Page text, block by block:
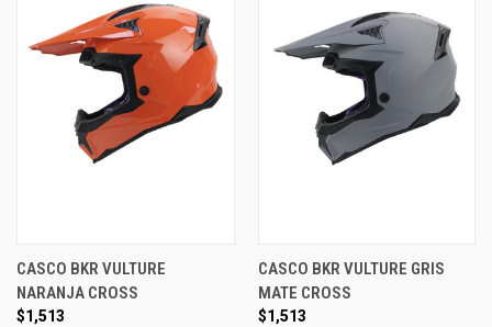
CASCO BKR VULTURE
NARANJA CROSS
$1,513
CASCO BKR VULTURE GRIS
MATE CROSS
$1,513